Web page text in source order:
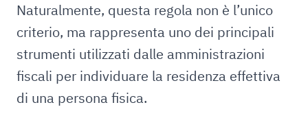
Naturalmente, questa regola non è l’unico
criterio, ma rappresenta uno dei principali
strumenti utilizzati dalle amministrazioni
fiscali per individuare la residenza effettiva
di una persona fisica.